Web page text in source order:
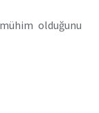
olduğunu